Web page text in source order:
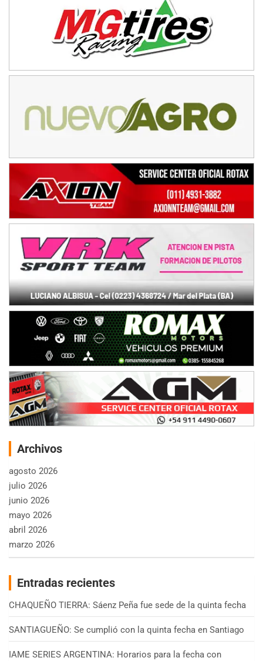
Archivos
agosto 2026
julio 2026
junio 2026
mayo 2026
abril 2026
marzo 2026
Entradas recientes
CHAQUEÑO TIERRA: Sáenz Peña fue sede de la quinta fecha
SANTIAGUEÑO: Se cumplió con la quinta fecha en Santiago
IAME SERIES ARGENTINA: Horarios para la fecha con